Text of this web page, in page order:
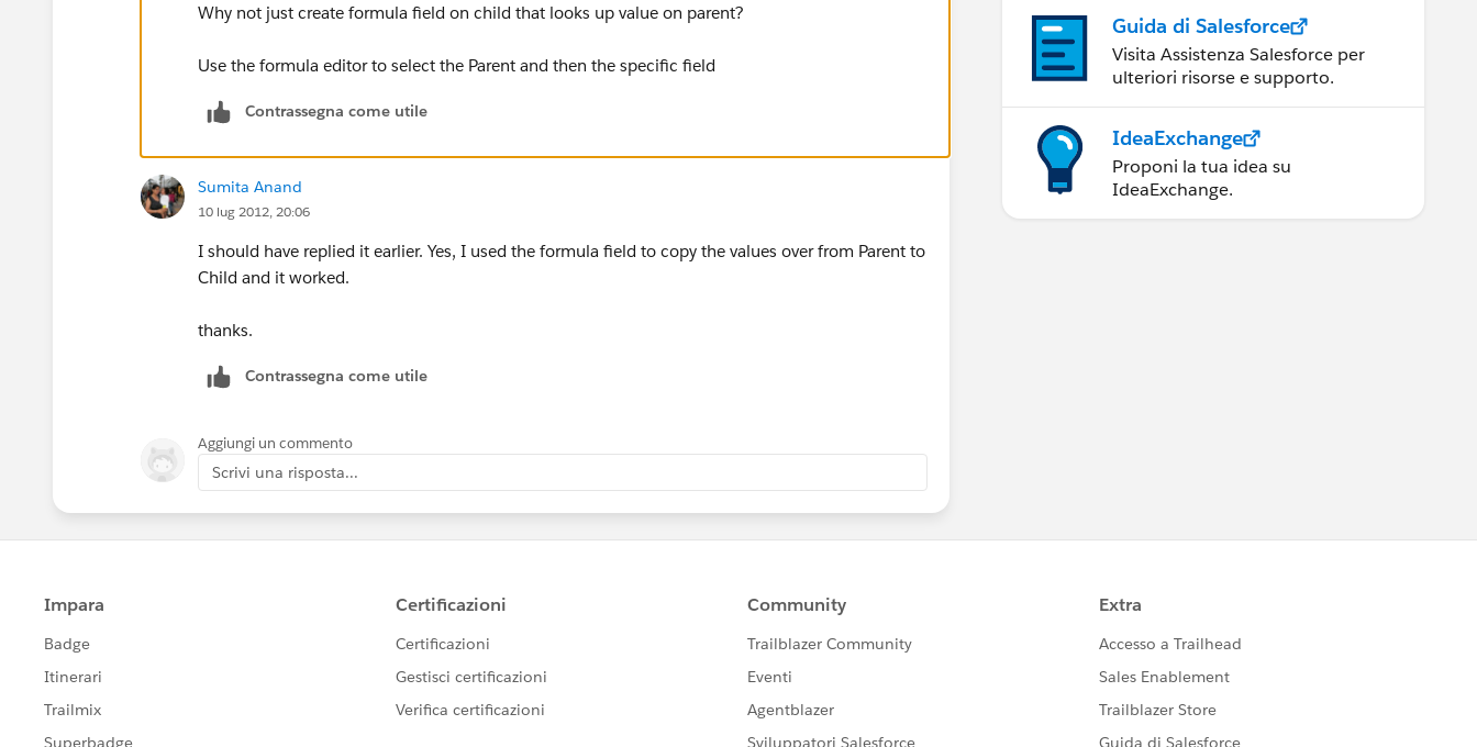
Why not just create formula field on child that looks up value on parent?
Use the formula editor to select the Parent and then the specific field
Contrassegna come utile
Sumita Anand
10 lug 2012, 20:06
I should have replied it earlier. Yes, I used the formula field to copy the values over from Parent to
Child and it worked.
thanks.
Contrassegna come utile
Aggiungi un commento
Scrivi una risposta...
Guida di Salesforce
Visita Assistenza Salesforce per
ulteriori risorse e supporto.
IdeaExchange
Proponi la tua idea su
IdeaExchange.